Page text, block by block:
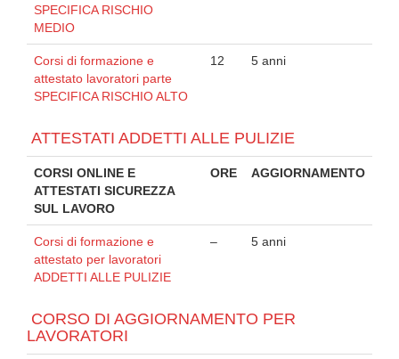
SPECIFICA RISCHIO
MEDIO
Corsi di formazione e
attestato lavoratori parte
SPECIFICA RISCHIO ALTO
12 5 anni
ATTESTATI ADDETTI ALLE PULIZIE
CORSI ONLINE E
ATTESTATI SICUREZZA
SUL LAVORO
ORE AGGIORNAMENTO
Corsi di formazione e
attestato per lavoratori
ADDETTI ALLE PULIZIE
– 5 anni
CORSO DI AGGIORNAMENTO PER
LAVORATORI